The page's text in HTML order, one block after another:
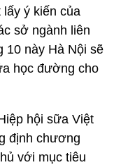
ý kiến của
sở ngành liên
10 này Hà Nội sẽ
học đường cho
hội sữa Việt
định chương
với mục tiêu